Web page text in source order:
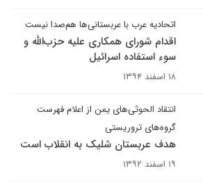
اتحادیه عرب با عربستانی‌ها هم‌صدا نیست
اقدام شورای همکاری علیه حزب‌الله و
سوء استفاده اسرائیل
۱۸ اسفند ۱۳۹۴
انتقاد الحوثی‌های یمن از اعلام فهرست
گروه‌های تروریستی
هدف عربستان شلیک به انقلاب است
۱۹ اسفند ۱۳۹۲